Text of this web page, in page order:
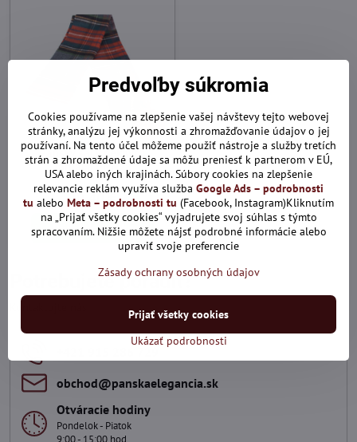
20%
Pánsky šál v pekných
farbách PNN28
Skladom
20,40 €
Pridať do košíka
Potrebujete poradiť?
obchod​@panskaelegancia​.sk
Otváracie hodiny
Pondelok - Piatok
Predvoľby súkromia
Cookies používame na zlepšenie vašej návštevy tejto webovej
stránky, analýzu jej výkonnosti a zhromažďovanie údajov o jej
používaní. Na tento účel môžeme použiť nástroje a služby tretích
strán a zhromaždené údaje sa môžu preniesť k partnerom v EÚ,
USA alebo iných krajinách. Súbory cookies na zlepšenie
relevancie reklám využíva služba Google Ads – podrobnosti
tu alebo Meta – podrobnosti tu (Facebook, Instagram)Kliknutím
na „Prijať všetky cookies“ vyjadrujete svoj súhlas s týmto
spracovaním. Nižšie môžete nájsť podrobné informácie alebo
upraviť svoje preferencie
Zásady ochrany osobných údajov
Ukázať podrobnosti
Prijať všetky cookies